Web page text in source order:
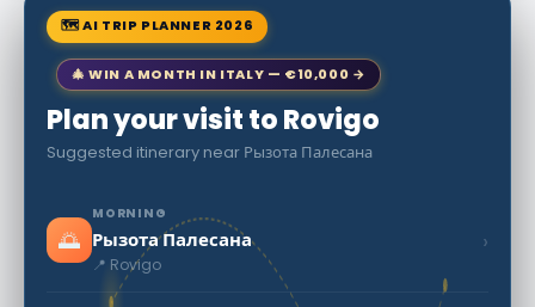
🗺 AI TRIP PLANNER 2026
🎄 WIN A MONTH IN ITALY — €10,000 →
Plan your visit to Rovigo
Suggested itinerary near Рызота Палесана
🌅
MORNING
Рызота Палесана
📍 Rovigo
›